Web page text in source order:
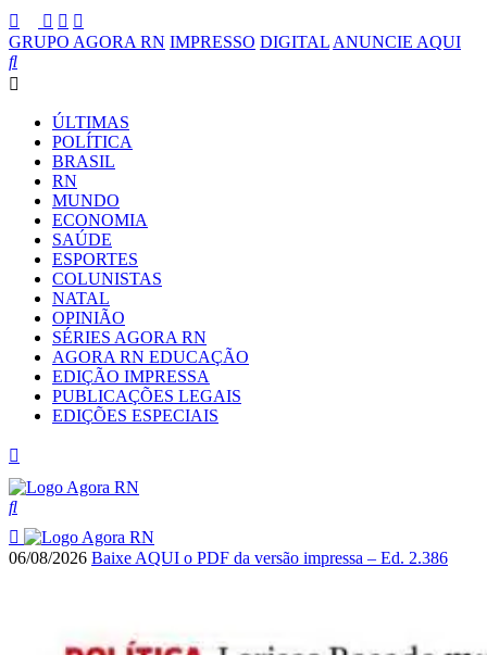
GRUPO AGORA RN IMPRESSO DIGITAL ANUNCIE AQUI
ÚLTIMAS
POLÍTICA
BRASIL
RN
MUNDO
ECONOMIA
SAÚDE
ESPORTES
COLUNISTAS
NATAL
OPINIÃO
SÉRIES AGORA RN
AGORA RN EDUCAÇÃO
EDIÇÃO IMPRESSA
PUBLICAÇÕES LEGAIS
EDIÇÕES ESPECIAIS
06/08/2026 Baixe AQUI o PDF da versão impressa – Ed. 2.386